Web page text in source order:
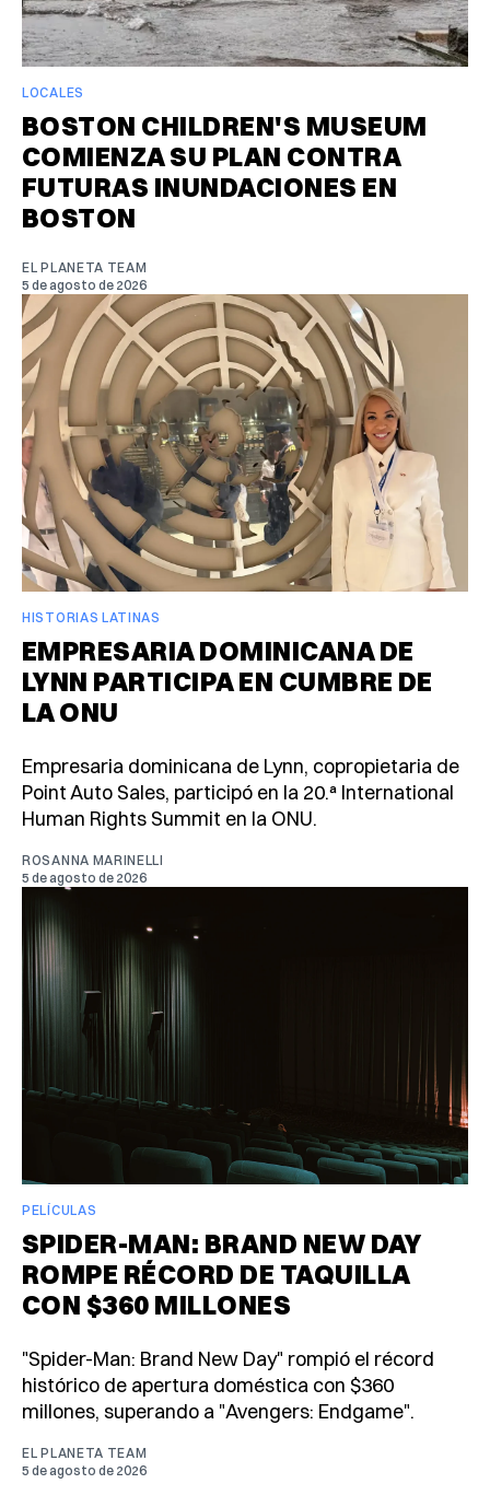
LOCALES
BOSTON CHILDREN'S MUSEUM
COMIENZA SU PLAN CONTRA
FUTURAS INUNDACIONES EN
BOSTON
EL PLANETA TEAM
5 de agosto de 2026
HISTORIAS LATINAS
EMPRESARIA DOMINICANA DE
LYNN PARTICIPA EN CUMBRE DE
LA ONU
Empresaria dominicana de Lynn, copropietaria de
Point Auto Sales, participó en la 20.ª International
Human Rights Summit en la ONU.
ROSANNA MARINELLI
5 de agosto de 2026
PELÍCULAS
SPIDER-MAN: BRAND NEW DAY
ROMPE RÉCORD DE TAQUILLA
CON $360 MILLONES
"Spider-Man: Brand New Day" rompió el récord
histórico de apertura doméstica con $360
millones, superando a "Avengers: Endgame".
EL PLANETA TEAM
5 de agosto de 2026